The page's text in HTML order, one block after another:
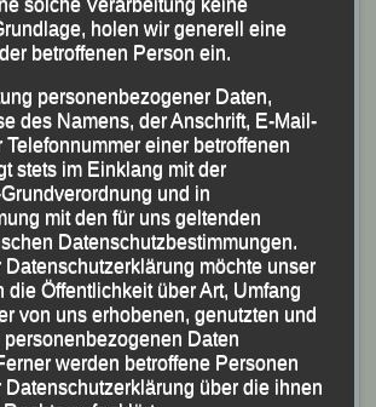
holen wir generell eine
betroffenen Person ein.
personenbezogener Daten,
des Namens, der Anschrift, E-Mail-
Telefonnummer einer betroffenen
stets im Einklang mit der
und in
mit den für uns geltenden
Datenschutzbestimmungen.
Datenschutzerklärung möchte unser
die Öffentlichkeit über Art, Umfang
von uns erhobenen, genutzten und
Daten
werden betroffene Personen
Datenschutzerklärung über die ihnen